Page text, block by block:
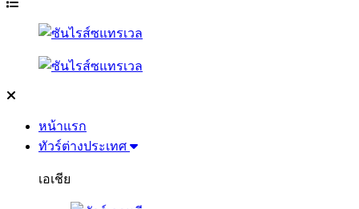
หน้าแรก
ทัวร์ต่างประเทศ
เอเชีย